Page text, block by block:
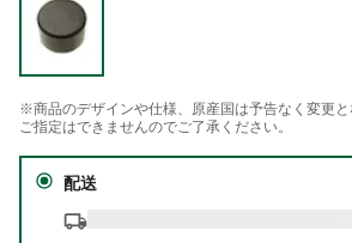
※商品のデザインや仕様、原産国は予告なく変更と
ご指定はできませんのでご了承ください。
配送